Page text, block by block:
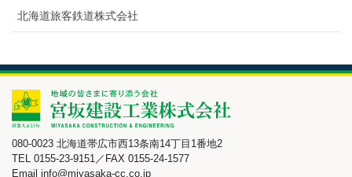
北海道旅客鉄道株式会社
080-0023 北海道帯広市西13条南14丁目1番地2
TEL 0155-23-9151／FAX 0155-24-1577
Email info@miyasaka-cc.co.jp